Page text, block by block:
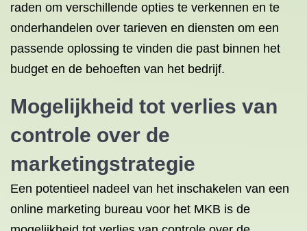
raden om verschillende opties te verkennen en te
onderhandelen over tarieven en diensten om een ​​
passende oplossing te vinden die past binnen het
budget en de behoeften van het bedrijf.
Mogelijkheid tot verlies van
controle over de
marketingstrategie
Een potentieel nadeel van het inschakelen van een
online marketing bureau voor het MKB is de